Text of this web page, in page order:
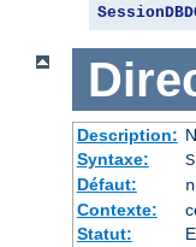
Description:
Syntaxe:
Défaut:
Contexte:
Statut: